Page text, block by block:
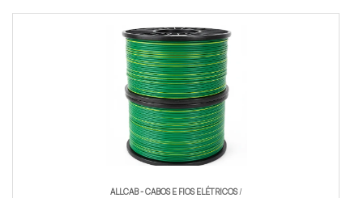
ALLCAB - CABOS E FIOS ELÉTRICOS/